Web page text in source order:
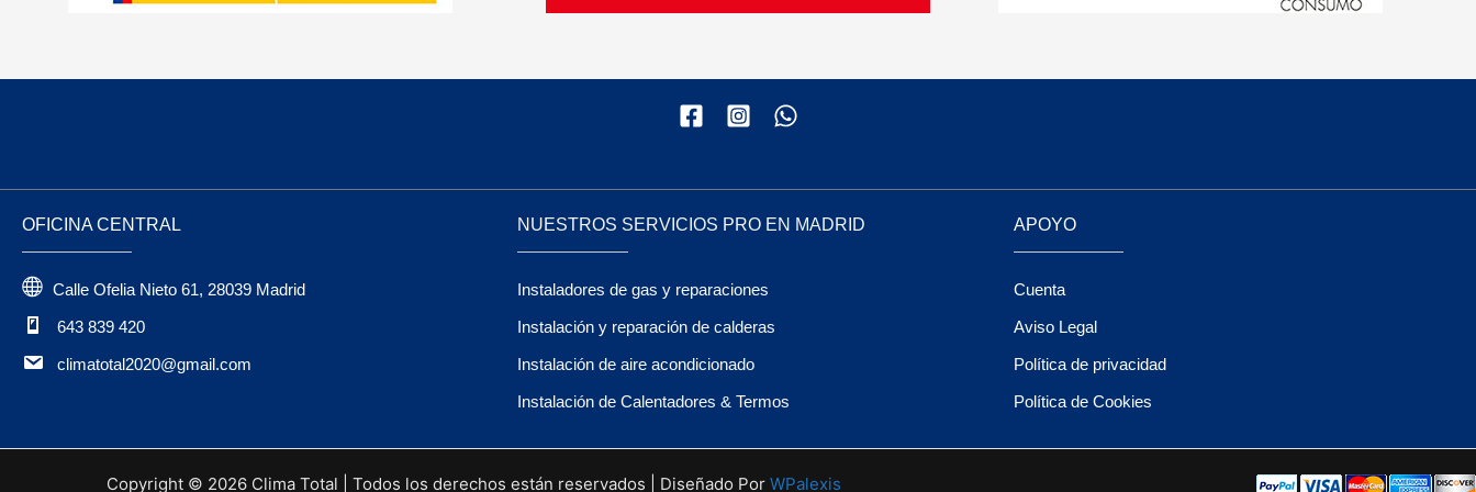
OFICINA CENTRAL
Calle Ofelia Nieto 61, 28039 Madrid
643 839 420
climatotal2020@gmail.com
NUESTROS SERVICIOS PRO EN MADRID
Instaladores de gas y reparaciones
Instalación y reparación de calderas
Instalación de aire acondicionado
Instalación de Calentadores & Termos
APOYO
Cuenta
Aviso Legal
Política de privacidad
Política de Cookies
Copyright © 2026 Clima Total | Todos los derechos están reservados | Diseñado Por WPalexis